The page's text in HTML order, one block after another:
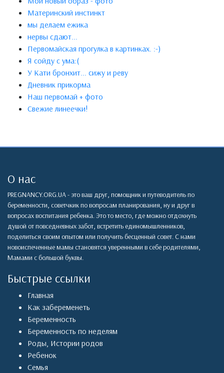
Материнский инстинкт
мы делаем ежика
нервы сдают...
Первомайская прогулка в картинках. :-)
Я сойду с ума:(
У Кати бронхит... сижу и реву
Дневник прикорма
Наш первомай + фото
Свежие линеечки!
О нас
PREGNANCY.ORG.UA - это ваш друг, помощник и путеводитель по
беременности, советчкик по вопросам планирования, ну и друг в
вопросах воспитания ребенка. Это то место, где можно отдохнуть
душой от повседневных забот, встретить единомышленников,
поделиться своим опытом или получить бесценный совет. С нами
новоиспеченные мамы становятся уверенными в себе родителями,
Мамами с большой буквы.
Быстрые ссылки
Главная
Как забеременеть
Беременность
Беременность по неделям
Роды, Истории родов
Ребенок
Семья